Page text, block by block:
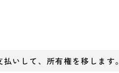
いして、所有権を移します。